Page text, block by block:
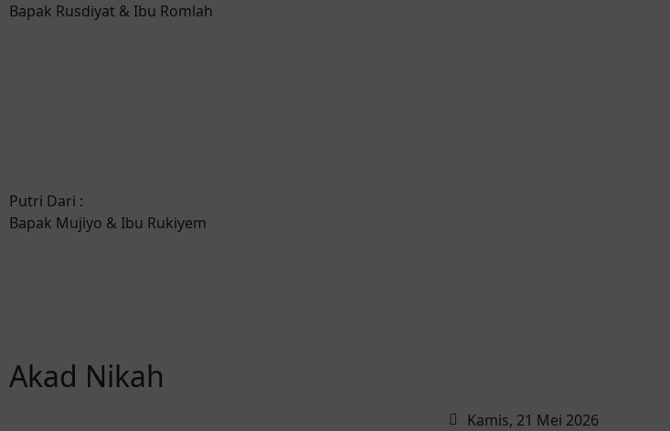
Bapak Rusdiyat & Ibu Romlah
Putri Dari :
Bapak Mujiyo & Ibu Rukiyem
Akad Nikah
Kamis, 21 Mei 2026